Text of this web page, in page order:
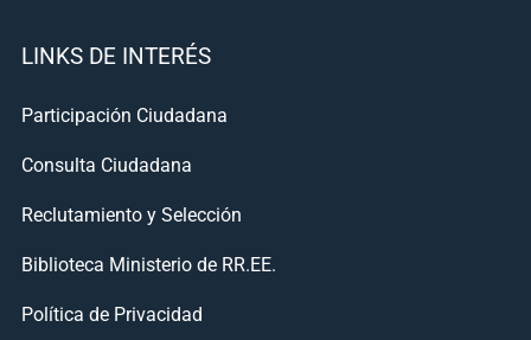
LINKS DE INTERÉS
Participación Ciudadana
Consulta Ciudadana
Reclutamiento y Selección
Biblioteca Ministerio de RR.EE.
Política de Privacidad